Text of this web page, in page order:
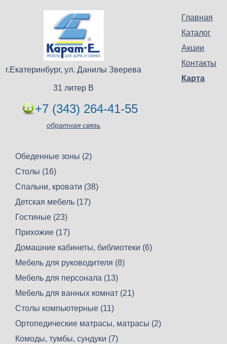
Главная
Каталог
Акции
Контакты
Карта
г.Екатеринбург, ул. Данилы Зверева
31 литер В
+7 (343) 264-41-55
обратная связь
Обеденные зоны (2)
Столы (16)
Спальни, кровати (38)
Детская мебель (17)
Гостиные (23)
Прихожие (17)
Домашние кабинеты, библиотеки (6)
Мебель для руководителя (8)
Мебель для персонала (13)
Мебель для ванных комнат (21)
Столы компьютерные (11)
Ортопедические матрасы, матрасы (2)
Комоды, тумбы, сундуки (7)